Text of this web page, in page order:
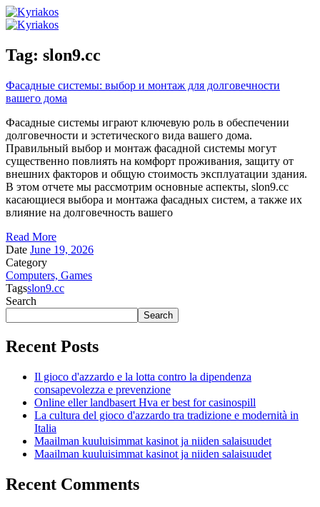
Tag: slon9.cc
Фасадные системы: выбор и монтаж для долговечности
вашего дома
Фасадные системы играют ключевую роль в обеспечении
долговечности и эстетического вида вашего дома.
Правильный выбор и монтаж фасадной системы могут
существенно повлиять на комфорт проживания, защиту от
внешних факторов и общую стоимость эксплуатации здания.
В этом отчете мы рассмотрим основные аспекты, slon9.cc
касающиеся выбора и монтажа фасадных систем, а также их
влияние на долговечность вашего
Read More
Date June 19, 2026
Category
Computers, Games
Tagsslon9.cc
Search
Search
Recent Posts
Il gioco d'azzardo e la lotta contro la dipendenza
consapevolezza e prevenzione
Online eller landbasert Hva er best for casinospill
La cultura del gioco d'azzardo tra tradizione e modernità in
Italia
Maailman kuuluisimmat kasinot ja niiden salaisuudet
Maailman kuuluisimmat kasinot ja niiden salaisuudet
Recent Comments